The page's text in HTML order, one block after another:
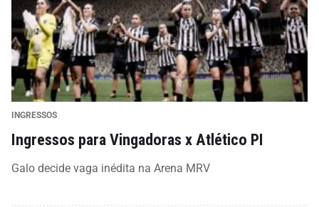
INGRESSOS
Ingressos para Vingadoras x Atlético PI
Galo decide vaga inédita na Arena MRV